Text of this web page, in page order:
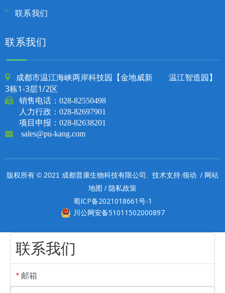
联系我们
联系我们

成都市温江海峡两岸科技园【金地威新 温江智造园】
3栋1-3层1/2区
 销售电话： 028-82550498
人力行政：028-82697901
项目申报：028-82638201
 sales@pu-kang.com
版权所有 © 2021 成都普康生物科技有限公司. 技术支持:领动 / 网站
地图 / 隐私政策
蜀ICP备2021018661号-1
川公网安备51011502000897
联系我们
* 邮箱